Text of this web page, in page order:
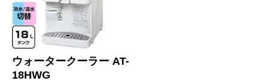
ウォータークーラー AT-
18HWG